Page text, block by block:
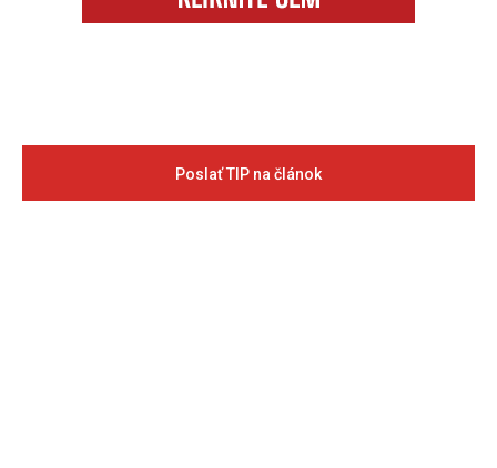
Poslať TIP na článok